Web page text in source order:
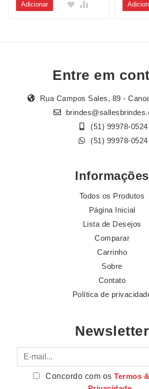
Adicionar
Entre em
Rua Campos Sales, 89 -
(51) 99978-0524
(51) 99978-0524
Informações
Todos os Produtos
Página Inicial
Lista de Desejos
Comparar
Carrinho
Sobre
Contato
Política de
Newsletter
E-mail
Concordo com osTermos